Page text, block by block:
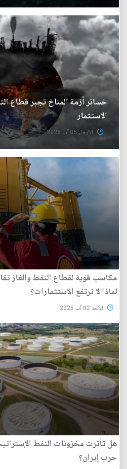
خسائر أزمة المناخ تجبر قطاع
الاستثمار
الأربعاء 05 آب 2026
مكاسب قوية لقطاع النفط والغاز
لماذا لا ترتفع الاستثمارات؟
الأحد 02 آب 2026
هل تأثرت مخزونات النفط
حرب إيران؟